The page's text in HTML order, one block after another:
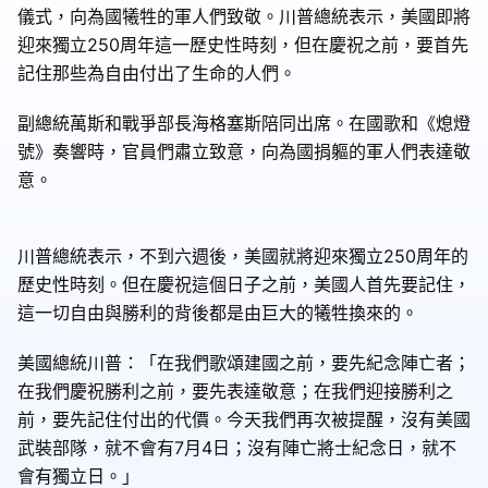
儀式，向為國犧牲的軍人們致敬。川普總統表示，美國即將
迎來獨立250周年這一歷史性時刻，但在慶祝之前，要首先
記住那些為自由付出了生命的人們。
副總統萬斯和戰爭部長海格塞斯陪同出席。在國歌和《熄燈
號》奏響時，官員們肅立致意，向為國捐軀的軍人們表達敬
意。
川普總統表示，不到六週後，美國就將迎來獨立250周年的
歷史性時刻。但在慶祝這個日子之前，美國人首先要記住，
這一切自由與勝利的背後都是由巨大的犧牲換來的。
美國總統川普：「在我們歌頌建國之前，要先紀念陣亡者；
在我們慶祝勝利之前，要先表達敬意；在我們迎接勝利之
前，要先記住付出的代價。今天我們再次被提醒，沒有美國
武裝部隊，就不會有7月4日；沒有陣亡將士紀念日，就不
會有獨立日。」